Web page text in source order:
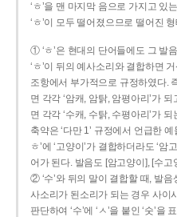
‘ㅎ’을 맨 마지막 음으로 가지고 있
‘ㅎ’이 모두 떨어졌으므로 떨어진
① ‘ㅎ’은 현대의 단어들에도 그 발
‘ㅎ’이 뒤의 예사소리와 결합하면
조항에서 부가적으로 규정하였다.
면 각각 ‘암캐, 암탉, 암평아리’가 되
면 각각 ‘수캐, 수탉, 수평아리’가
축약은 ‘다만 1’ 규정에서 언급한
ㅎ’에 ‘고양이’가 결합하더라도 ‘
어가 된다. 발음도 [암고양이], [수
② ‘수’와 뒤의 말이 결합할 때, 발
사소리가 된소리가 되는 경우 사이
판단하여 ‘수’에 ‘ㅅ’을 붙인 ‘숫’